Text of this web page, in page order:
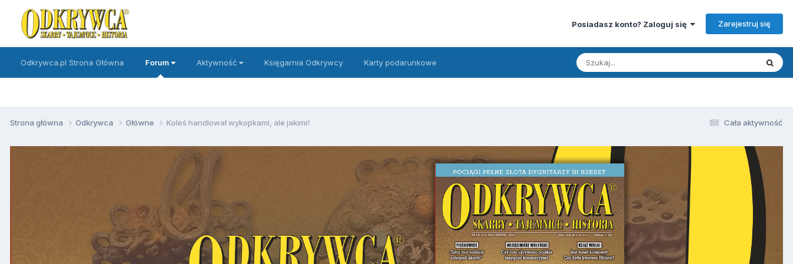
Posiadasz konto? Zaloguj się Zarejestruj się
Odkrywca.pl Strona Główna Forum Aktywność Księgarnia Odkrywcy Karty podarunkowe
Cała aktywność
Strona główna Odkrywca Główne Koleś handlował wykopkami, ale jakimi!